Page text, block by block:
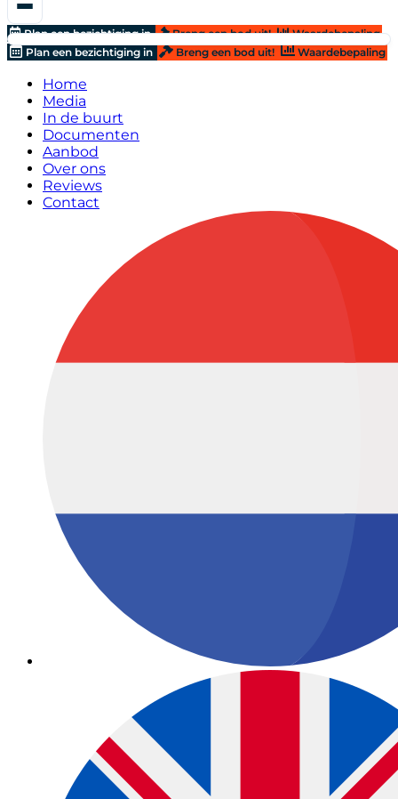
Plan een bezichtiging in Breng een bod uit!
Waardebepaling
Plan een bezichtiging in
Breng een bod uit! Waardebepaling
Home
Media
In de buurt
Documenten
Aanbod
Over ons
Reviews
Contact